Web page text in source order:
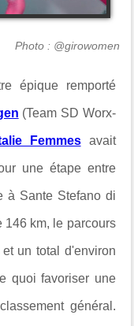
Photo : @girowomen
épique remporté
(Team SD Worx-
Femmesavait
une étape entre
à Sante Stefano di
146 km, le parcours
un total d'environ
quoi favoriser une
général.